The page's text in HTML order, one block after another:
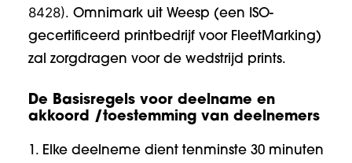
8428). Omnimark uit Weesp (een ISO-
gecertificeerd printbedrijf voor FleetMarking)
zal zorgdragen voor de wedstrijd prints.
De Basisregels voor deelname en
akkoord /toestemming van deelnemers
Elke deelneme dient tenminste 30 minuten